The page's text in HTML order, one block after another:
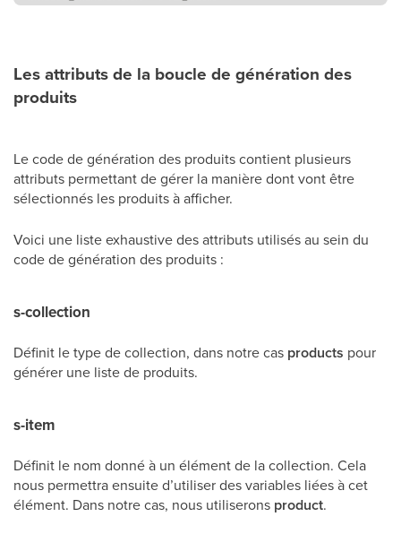
Les attributs de la boucle de génération des
produits
Le code de génération des produits contient plusieurs
attributs permettant de gérer la manière dont vont être
sélectionnés les produits à afficher.
Voici une liste exhaustive des attributs utilisés au sein du
code de génération des produits :
s-collection
Définit le type de collection, dans notre cas products pour
générer une liste de produits.
s-item
Définit le nom donné à un élément de la collection. Cela
nous permettra ensuite d’utiliser des variables liées à cet
élément. Dans notre cas, nous utiliserons product.